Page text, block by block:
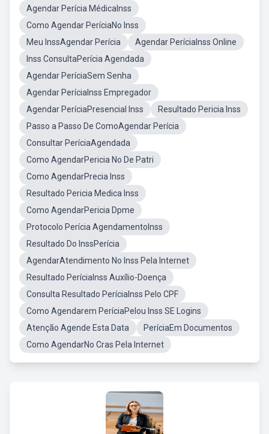
Agendar Perícia MédicaInss
Como Agendar PeríciaNo Inss
Meu InssAgendar Perícia
Agendar PeríciaInss Online
Inss ConsultaPerícia Agendada
Agendar PeríciaSem Senha
Agendar PeríciaInss Empregador
Agendar PeríciaPresencial Inss
Resultado Pericia Inss
Passo a Passo De ComoAgendar Perícia
Consultar PeríciaAgendada
Como AgendarPericia No De Patri
Como AgendarPrecia Inss
Resultado Pericia Medica Inss
Como AgendarPericia Dpme
Protocolo Perícia AgendamentoInss
Resultado Do InssPerícia
AgendarAtendimento No Inss Pela Internet
Resultado PeríciaInss Auxílio-Doença
Consulta Resultado PeríciaInss Pelo CPF
Como Agendarem PeríciaPelou Inss SE Logins
Atenção Agende Esta Data
PeríciaEm Documentos
Como AgendarNo Cras Pela Internet